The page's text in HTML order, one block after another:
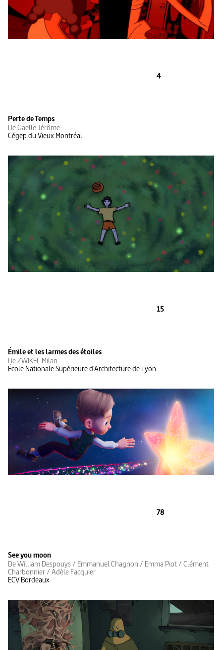
4
Perte de Temps
De Gaëlle Jérôme
Cégep du Vieux Montréal
15
Émile et les larmes des étoiles
De ZWIKEL Milan
École Nationale Supérieure d'Architecture de Lyon
78
See you moon
De William Despouys / Emmanuel Chagnon / Emma Piot / Clément
Charbonnier / Adèle Facquier
ECV Bordeaux